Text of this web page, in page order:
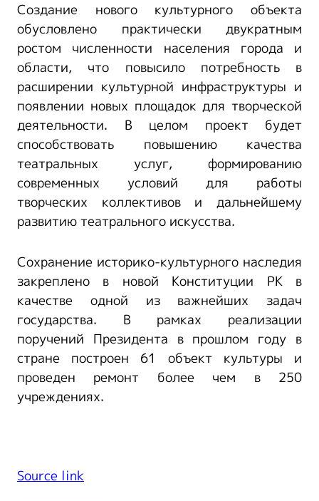
Создание нового культурного объекта
обусловлено практически двукратным
ростом численности населения города и
области, что повысило потребность в
расширении культурной инфраструктуры и
появлении новых площадок для творческой
деятельности. В целом проект будет
способствовать повышению качества
театральных услуг, формированию
современных условий для работы
творческих коллективов и дальнейшему
развитию театрального искусства.
Сохранение историко-культурного наследия
закреплено в новой Конституции РК в
качестве одной из важнейших задач
государства. В рамках реализации
поручений Президента в прошлом году в
стране построен 61 объект культуры и
проведен ремонт более чем в 250
учреждениях.
Source link